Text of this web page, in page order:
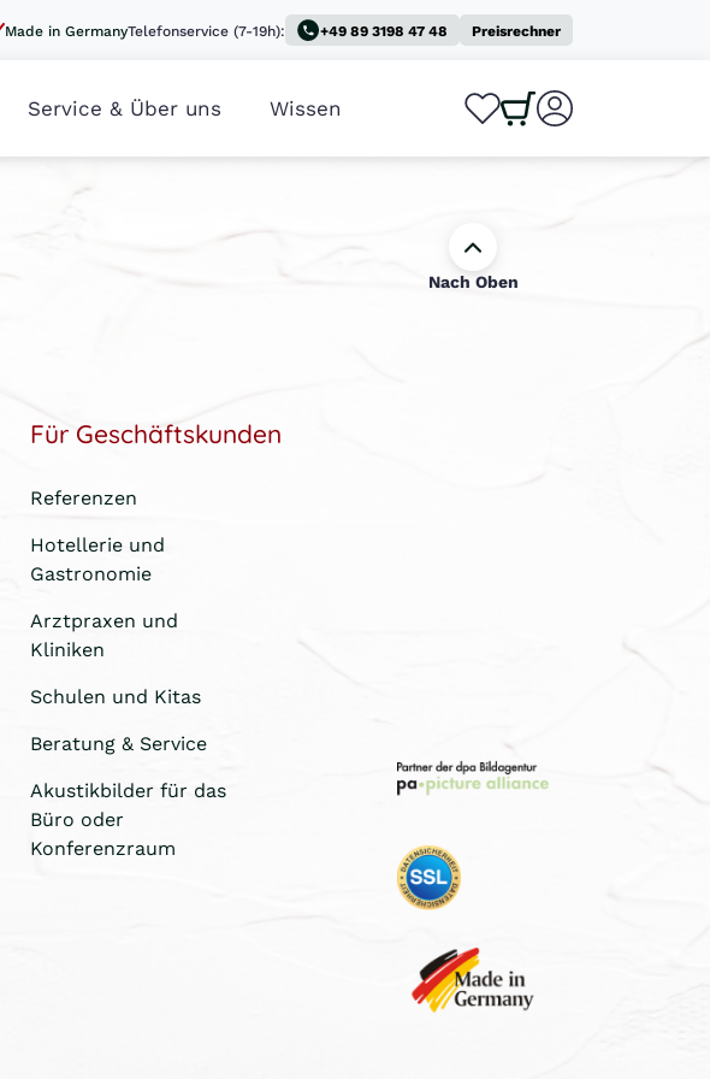
Made in GermanyTelefonservice (7-19h): +49 89 3198 47 48 Preisrechner
Service & Über uns Wissen 0
Nach Oben
Für Geschäftskunden
Referenzen
Hotellerie und
Gastronomie
Arztpraxen und
Kliniken
Schulen und Kitas
Beratung & Service
Akustikbilder für das
Büro oder
Konferenzraum